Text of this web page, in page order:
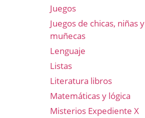
Juegos
Juegos de chicas, niñas y
muñecas
Lenguaje
Listas
Literatura libros
Matemáticas y lógica
Misterios Expediente X